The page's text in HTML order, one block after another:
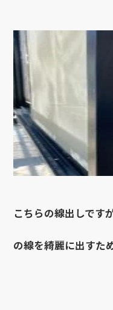
こちらの線出しです
の線を綺麗に出すた